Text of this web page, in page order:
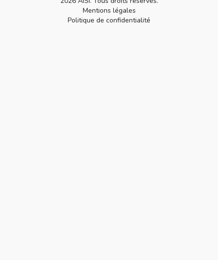
Mentions légales
Politique de confidentialité